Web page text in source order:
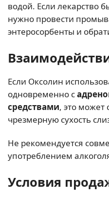
водой. Если лекарство
нужно провести
энтеросорбенты и
Если Оксолин
одновременно с
средствами, это может
чрезмерную сухость
Не рекомендуется
употреблением
Условия